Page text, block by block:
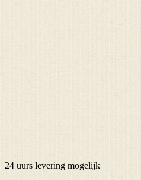
24 uurs levering mogelijk